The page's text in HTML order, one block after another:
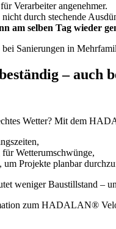
Verarbeiter angenehmer.
durch stechende
am selben Tag wieder
Sanierungen in
– auch
Wetter? Mit dem
Wetterumschwünge,
um Projekte planbar
weniger Baustillstand –
zum HADALAN®